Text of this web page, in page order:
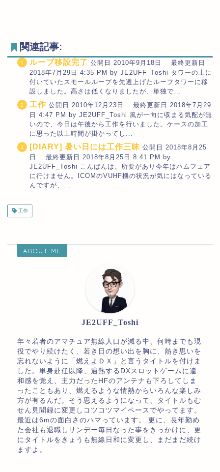
関連記事:
ループ移設完了 公開日 2010年9月18日 最終更新日
2018年7月29日 4:35 PM by JE2UFF_Toshi タワーの上に
付いていたスモールループを先週上げたルーフタワーに移
設しました。高さは低くなりましたが、単独で...
工作 公開日 2010年12月23日 最終更新日 2018年7月29
日 4:47 PM by JE2UFF_Toshi 風が一向に収まる気配が無
いので、今日は午後から工作を行いました。ケースの加工
に思った以上時間が掛かってし...
[DIARY] 暑い日には工作三昧 公開日 2018年8月25
日 最終更新日 2018年8月25日 8:41 PM by
JE2UFF_Toshi こんばんは。所要があり今年はハムフェア
に行けません。ICOMのVUHF機の状況が気にはなっている
んですが、...
工作
ABOUT ME
JE2UFF_Toshi
年々若者のアマチュア無線人口が減る中、何時までも現
役でやり続けたく、若き日の想い出を胸に、熱き思いを
忘れないように「燃えよＤＸ」と言うタイトルを付けま
した。単身赴任以降、過熱するDXスロットゲームに違
和感を覚え、主力だったHFのアンテナも下ろしてしま
ったこともあり、燃えるような情熱からいろんな楽しみ
方が有るんだ。そう思えるようになって、タイトルもむ
せん見聞録に変更しコツコツマイペースでやってます。
最近は6mの面白さのハマっています。 更に、長年勤め
た会社も退職しサンデー毎日なった事をきっかけに、更
にタイトルをきょうも無線日和に変更し、まだまだ続け
ますよ。